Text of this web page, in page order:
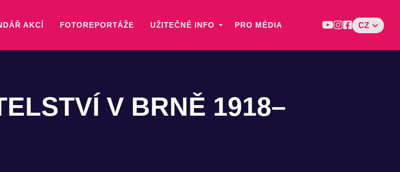
AKCÍ FOTOREPORTÁŽE UŽITEČNÉ INFO PRO MÉDIA CZ
V BRNĚ 1918–